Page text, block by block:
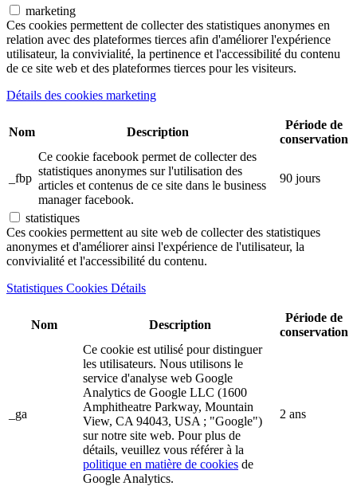
marketing
Ces cookies permettent de collecter des statistiques anonymes en
relation avec des plateformes tierces afin d'améliorer l'expérience
utilisateur, la convivialité, la pertinence et l'accessibilité du contenu
de ce site web et des plateformes tierces pour les visiteurs.
Détails des cookies marketing
Nom Description
Période de
conservation
_fbp
Ce cookie facebook permet de collecter des
statistiques anonymes sur l'utilisation des
articles et contenus de ce site dans le business
manager facebook.
90 jours
statistiques
Ces cookies permettent au site web de collecter des statistiques
anonymes et d'améliorer ainsi l'expérience de l'utilisateur, la
convivialité et l'accessibilité du contenu.
Statistiques Cookies Détails
Nom Description
Période de
conservation
_ga
Ce cookie est utilisé pour distinguer
les utilisateurs. Nous utilisons le
service d'analyse web Google
Analytics de Google LLC (1600
Amphitheatre Parkway, Mountain
View, CA 94043, USA ; "Google")
sur notre site web. Pour plus de
détails, veuillez vous référer à la
politique en matière de cookies de
Google Analytics.
2 ans